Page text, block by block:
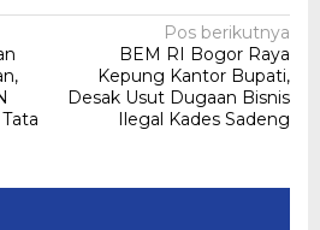
Pos berikutnya
BEM RI Bogor Raya
Kepung Kantor Bupati,
Desak Usut Dugaan Bisnis
Ilegal Kades Sadeng